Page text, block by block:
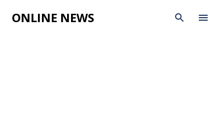
Skip to main content
ONLINE NEWS